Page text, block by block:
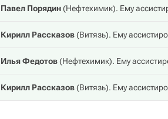
Павел Порядин(Нефтехимик). Ему
Кирилл Рассказов(Витязь). Ему
Илья Федотов(Нефтехимик). Ему
Кирилл Рассказов(Витязь). Ему